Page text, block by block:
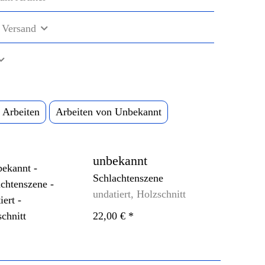
Arbeiten von Unbekannt
unbekannt
Schlachtenszene
undatiert, Holzschnitt
22,00 € *